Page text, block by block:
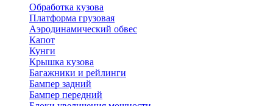
Обработка кузова
Платформа грузовая
Аэродинамический обвес
Капот
Кунги
Крышка кузова
Багажники и рейлинги
Бампер задний
Бампер передний